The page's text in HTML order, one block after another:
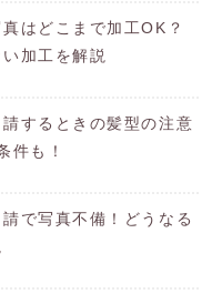
はどこまで加工OK？
加工を解説
するときの髪型の注意
件も！
で写真不備！どうなる